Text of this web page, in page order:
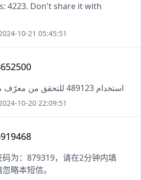
4223. Don't share it with
10-21 05:45:51
استخدام 489123 للتحقق من معرّف متصل سكايب الخاص بك
10-20 22:09:51
码为：879319，请在2分钟内填
略本短信。